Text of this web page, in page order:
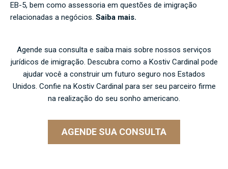
EB-5, bem como assessoria em questões de imigração
relacionadas a negócios. Saiba mais.
Agende sua consulta e saiba mais sobre nossos serviços
jurídicos de imigração. Descubra como a Kostiv Cardinal pode
ajudar você a construir um futuro seguro nos Estados
Unidos. Confie na Kostiv Cardinal para ser seu parceiro firme
na realização do seu sonho americano.
AGENDE SUA CONSULTA